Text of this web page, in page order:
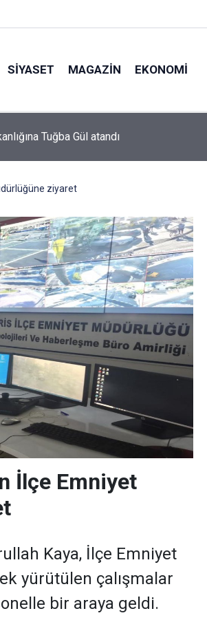
SIYASET MAGAZIN EKONOMI
forma numaraları açıklandı
ziyaret
İlçe Emniyet
Kaya, İlçe Emniyet
yürütülen çalışmalar
bir araya geldi.